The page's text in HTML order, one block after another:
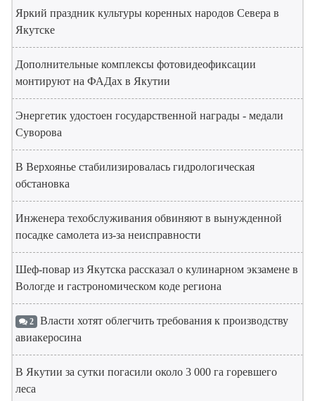
Яркий праздник культуры коренных народов Севера в
Якутске
Дополнительные комплексы фотовидеофиксации
монтируют на ФАДах в Якутии
Энергетик удостоен государственной награды - медали
Суворова
В Верхоянье стабилизировалась гидрологическая
обстановка
Инженера техобслуживания обвиняют в вынужденной
посадке самолета из-за неисправности
Шеф-повар из Якутска рассказал о кулинарном экзамене в
Вологде и гастрономическом коде региона
2 Власти хотят облегчить требования к производству
авиакеросина
В Якутии за сутки погасили около 3 000 га горевшего
леса